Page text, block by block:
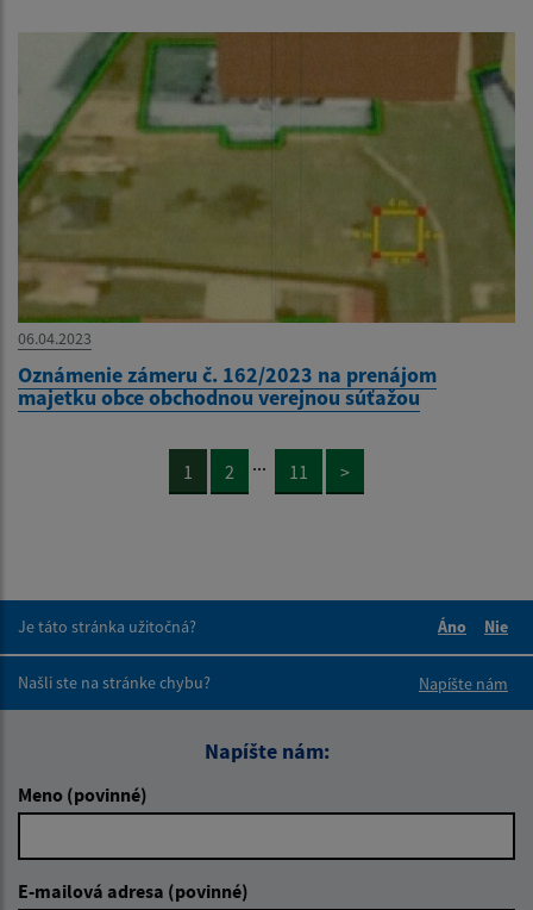
06.04.2023
Oznámenie zámeru č. 162/2023 na prenájom
majetku obce obchodnou verejnou súťažou
1 2 ... 11 >
Je táto stránka užitočná?
Áno
Nie
Našli ste na stránke chybu?
Napíšte nám
Napíšte nám:
Meno (povinné)
E-mailová adresa (povinné)